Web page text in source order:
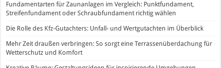
Fundamentarten für Zaunanlagen im Vergleich: Punktfundament,
Streifenfundament oder Schraubfundament richtig wählen
Die Rolle des Kfz-Gutachters: Unfall- und Wertgutachten im Überblick
Mehr Zeit draußen verbringen: So sorgt eine Terrassenüberdachung für
Wetterschutz und Komfort